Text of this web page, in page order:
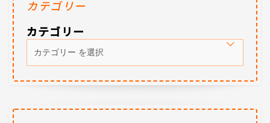
カテゴリー
カテゴリー